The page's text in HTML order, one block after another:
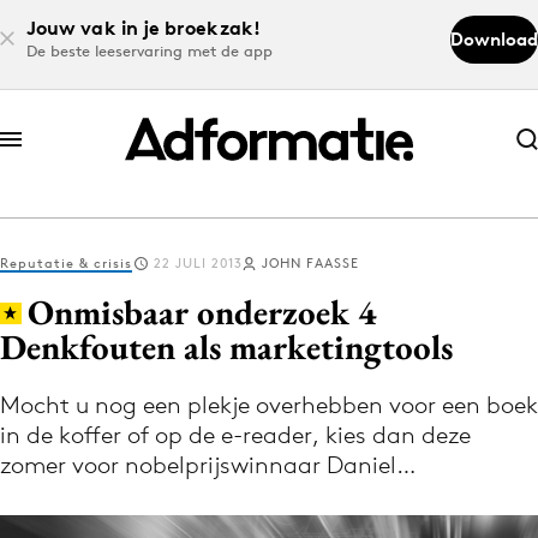
Jouw vak in je broekzak!
De beste leeservaring met de app
Download
Abonneer nu
Abonneer nu
Log in
Volg het laatste nieuws via de Adformatie
Nieuws app
Reputatie & crisis 22 JULI 2013 JOHN FAASSE
Onmisbaar onderzoek 4
Denkfouten als marketingtools
Mocht u nog een plekje overhebben voor een boek
in de koffer of op de e-reader, kies dan deze
zomer voor nobelprijswinnaar Daniel…